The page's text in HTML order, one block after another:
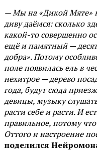
— Мы на «Дикой Мяте»
диву даёмся: сколько
какой-то совершенно
ещё и памятный —
добра». Потому
поле появилась ель в
нехитрое — дерево
года, будут сюда
девицы, музыку
расти себе и расти. И
правильное, потому
Оттого и настроение
поделился